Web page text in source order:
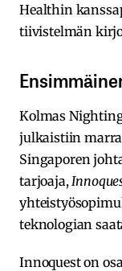
Healthin
tiivistelmän
Kolmas
julkaistiin
Singaporen
tarjoaja,
teknologian
Innoquest on osa